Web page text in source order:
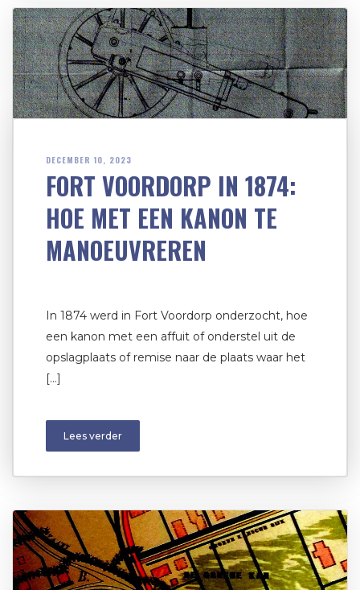
DECEMBER 10, 2023
FORT VOORDORP IN 1874:
HOE MET EEN KANON TE
MANOEUVREREN
In 1874 werd in Fort Voordorp onderzocht, hoe
een kanon met een affuit of onderstel uit de
opslagplaats of remise naar de plaats waar het
[…]
Lees verder